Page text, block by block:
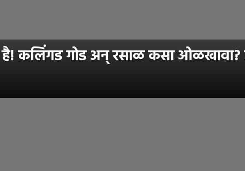
कलिंगड गोड अन् रसाळ कसा ओळखावा?